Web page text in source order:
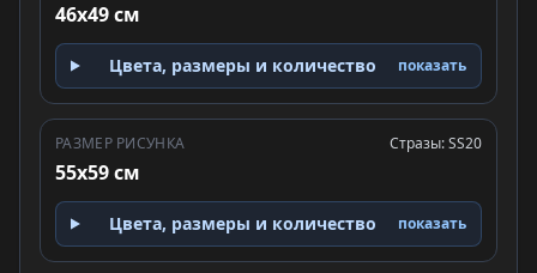
46x49 см
Цвета, размеры и количество показать
РАЗМЕР РИСУНКА
55x59 см
Стразы: SS20
Цвета, размеры и количество показать